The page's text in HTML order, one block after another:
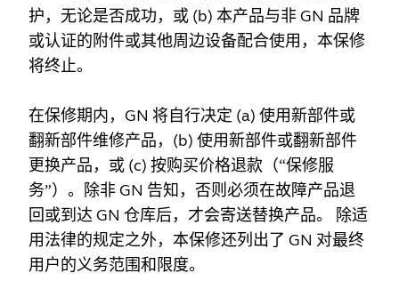
护，无论是否成功，或 (b) 本产品与非 GN 品牌
或认证的附件或其他周边设备配合使用，本保修
将终止。
在保修期内，GN 将自行决定 (a) 使用新部件或
翻新部件维修产品，(b) 使用新部件或翻新部件
更换产品，或 (c) 按购买价格退款（“保修服
务”）。除非 GN 告知，否则必须在故障产品退
回或到达 GN 仓库后，才会寄送替换产品。 除适
用法律的规定之外，本保修还列出了 GN 对最终
用户的义务范围和限度。